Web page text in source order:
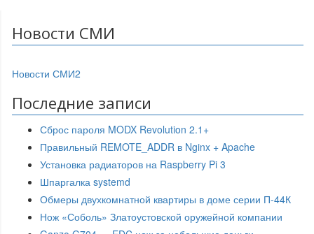
Новости СМИ
Новости СМИ2
Последние записи
Сброс пароля MODX Revolution 2.1+
Правильный REMOTE_ADDR в Nginx + Apache
Установка радиаторов на Raspberry Pi 3
Шпаргалка systemd
Обмеры двухкомнатной квартиры в доме серии П-44К
Нож «Соболь» Златоустовской оружейной компании